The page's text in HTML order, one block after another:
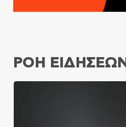
ΡΟΗ ΕΙΔΗΣΕΩΝ